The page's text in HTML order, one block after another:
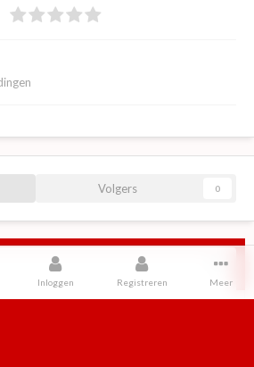
Volgers 0
Inloggen Registreren Meer